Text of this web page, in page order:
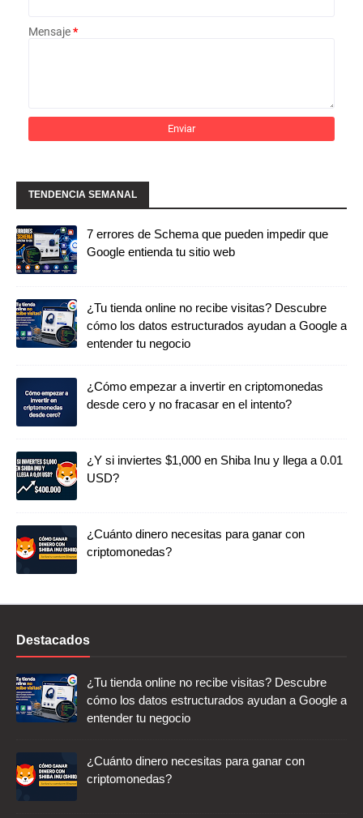
Mensaje*
TENDENCIA SEMANAL
7 errores de Schema que pueden impedir que
Google entienda tu sitio web
¿Tu tienda online no recibe visitas? Descubre
cómo los datos estructurados ayudan a Google a
entender tu negocio
¿Cómo empezar a invertir en criptomonedas
desde cero y no fracasar en el intento?
¿Y si inviertes $1,000 en Shiba Inu y llega a 0.01
USD?
¿Cuánto dinero necesitas para ganar con
criptomonedas?
Destacados
¿Tu tienda online no recibe visitas? Descubre
cómo los datos estructurados ayudan a Google a
entender tu negocio
¿Cuánto dinero necesitas para ganar con
criptomonedas?